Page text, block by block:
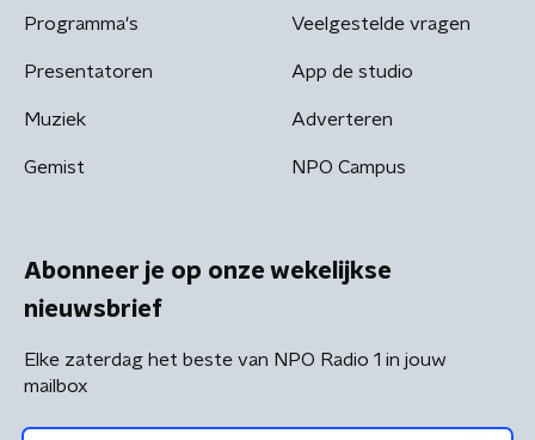
Programma's
Presentatoren
Muziek
Gemist
Veelgestelde vragen
App de studio
Adverteren
NPO Campus
Abonneer je op onze wekelijkse
nieuwsbrief
Elke zaterdag het beste van NPO Radio 1 in jouw
mailbox